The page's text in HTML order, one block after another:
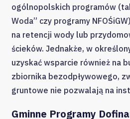
ogólnopolskich programów
Woda” czy programy
na retencji wody lub
ścieków. Jednakże, w
uzyskać wsparcie również na
zbiornika bezodpływowego,
gruntowe nie pozwalają na
Gminne Programy